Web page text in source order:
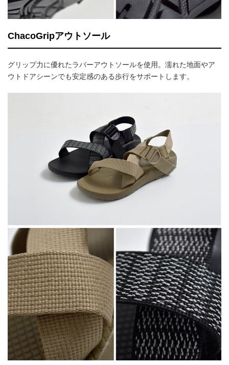
ChacoGripアウトソール
グリップ力に優れたラバーアウトソールを使用。濡れた地面やア
ウトドアシーンでも安定感のある歩行をサポートします。